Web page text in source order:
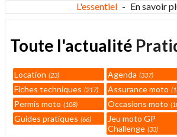
L'essentiel - En savoir
Toute l'actualité
Location 23 Agenda 337
Fiches techniques 217 Assurance moto
Permis moto 108 Occasions moto
Guides pratiques 66
Jeu moto GP
Challenge 33